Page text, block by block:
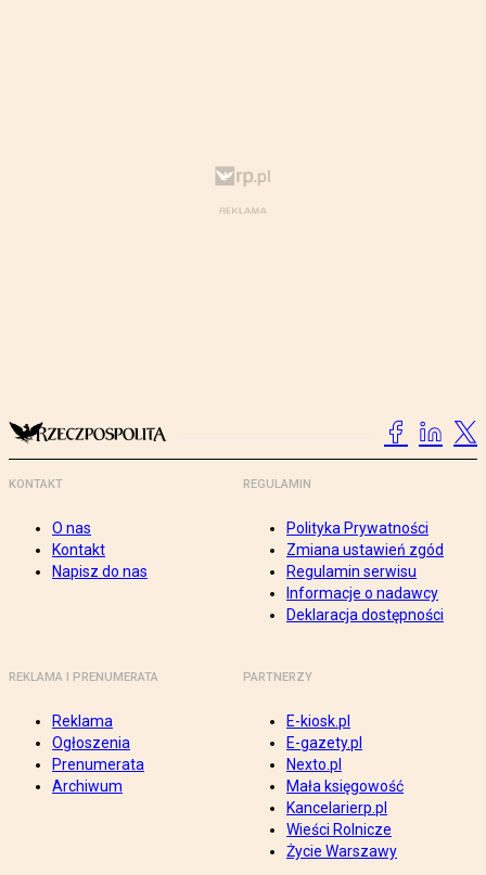
KONTAKT
O nas
Kontakt
Napisz do nas
REGULAMIN
Polityka Prywatności
Zmiana ustawień zgód
Regulamin serwisu
Informacje o nadawcy
Deklaracja dostępności
REKLAMA I PRENUMERATA
Reklama
Ogłoszenia
Prenumerata
Archiwum
PARTNERZY
E-kiosk.pl
E-gazety.pl
Nexto.pl
Mała księgowość
Kancelarierp.pl
Wieści Rolnicze
Życie Warszawy